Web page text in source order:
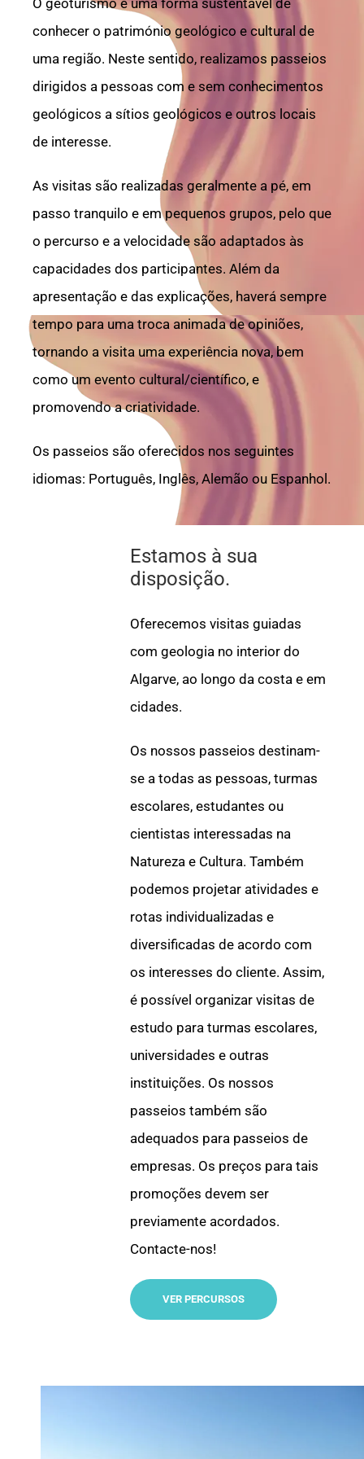
O geoturismo é uma forma sustentável de
conhecer o património geológico e cultural de
uma região. Neste sentido, realizamos passeios
dirigidos a pessoas com e sem conhecimentos
geológicos a sítios geológicos e outros locais
de interesse.
As visitas são realizadas geralmente a pé, em
passo tranquilo e em pequenos grupos, pelo que
o percurso e a velocidade são adaptados às
capacidades dos participantes. Além da
apresentação e das explicações, haverá sempre
tempo para uma troca animada de opiniões,
tornando a visita uma experiência nova, bem
como um evento cultural/científico, e
promovendo a criatividade.
Os passeios são oferecidos nos seguintes
idiomas: Português, Inglês, Alemão ou Espanhol.
Estamos à sua
disposição.
Oferecemos visitas guiadas
com geologia no interior do
Algarve, ao longo da costa e em
cidades.
Os nossos passeios destinam-
se a todas as pessoas, turmas
escolares, estudantes ou
cientistas interessadas na
Natureza e Cultura. Também
podemos projetar atividades e
rotas individualizadas e
diversificadas de acordo com
os interesses do cliente. Assim,
é possível organizar visitas de
estudo para turmas escolares,
universidades e outras
instituições. Os nossos
passeios também são
adequados para passeios de
empresas. Os preços para tais
promoções devem ser
previamente acordados.
Contacte-nos!
VER PERCURSOS